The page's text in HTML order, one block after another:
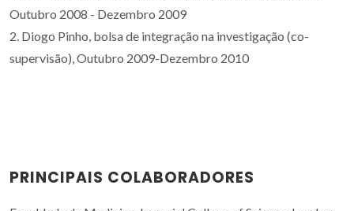
Outubro 2008 - Dezembro 2009
2. Diogo Pinho, bolsa de integração na investigação (co-
supervisão), Outubro 2009-Dezembro 2010
PRINCIPAIS COLABORADORES